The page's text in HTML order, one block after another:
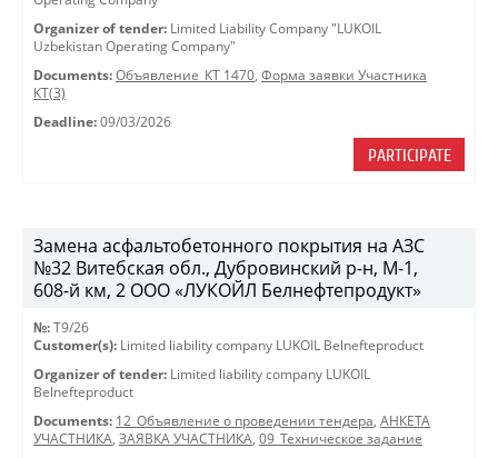
Organizer of tender: Limited Liability Company "LUKOIL
Uzbekistan Operating Company"
Documents: Объявление_КТ 1470, Форма заявки Участника
КТ(3)
Deadline: 09/03/2026
PARTICIPATE
Замена асфальтобетонного покрытия на АЗС
№32 Витебская обл., Дубровинский р-н, М-1,
608-й км, 2 ООО «ЛУКОЙЛ Белнефтепродукт»
№: T9/26
Customer(s): Limited liability company LUKOIL Belnefteproduct
Organizer of tender: Limited liability company LUKOIL
Belnefteproduct
Documents: 12_Объявление о проведении тендера, АНКЕТА
УЧАСТНИКА, ЗАЯВКА УЧАСТНИКА, 09_Техническое задание